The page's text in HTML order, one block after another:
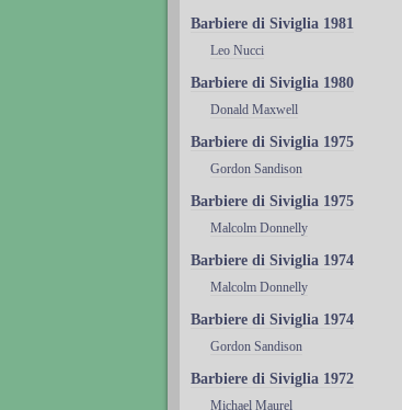
Barbiere di Siviglia 1981
Leo Nucci
Barbiere di Siviglia 1980
Donald Maxwell
Barbiere di Siviglia 1975
Gordon Sandison
Barbiere di Siviglia 1975
Malcolm Donnelly
Barbiere di Siviglia 1974
Malcolm Donnelly
Barbiere di Siviglia 1974
Gordon Sandison
Barbiere di Siviglia 1972
Michael Maurel